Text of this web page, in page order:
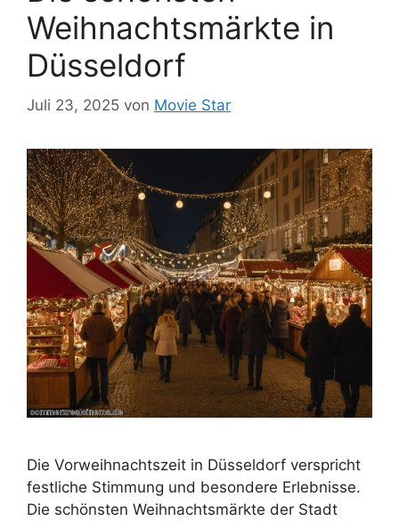
Weihnachtsmärkte in
Düsseldorf
Juli 23, 2025 von Movie Star
Die Vorweihnachtszeit in Düsseldorf verspricht
festliche Stimmung und besondere Erlebnisse.
Die schönsten Weihnachtsmärkte der Stadt